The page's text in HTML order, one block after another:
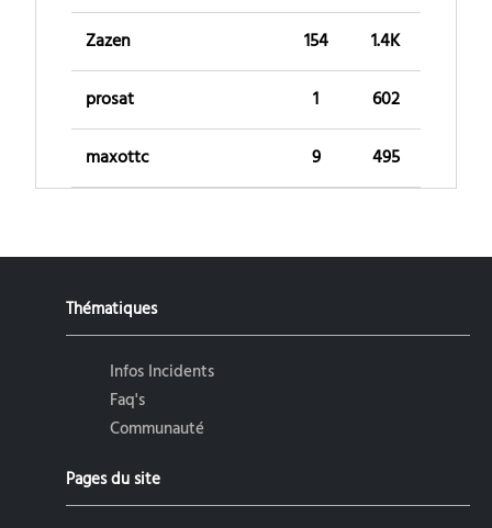
Zazen 154 1.4K
prosat 1 602
maxottc 9 495
Thématiques
Infos Incidents
Faq's
Communauté
Pages du site